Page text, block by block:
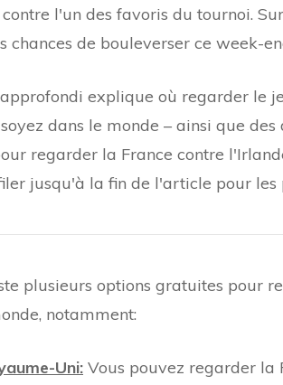
l'un des favoris du tournoi.
chances de bouleverser ce week-
explique où regarder le
dans le monde – ainsi que
regarder la France contre
jusqu'à la fin de l'article pour
plusieurs options gratuites pour
notamment:
Uni: Vous pouvez regarder la